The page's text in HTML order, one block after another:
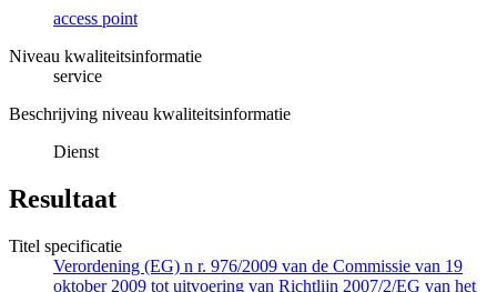
access point
Niveau kwaliteitsinformatie
service
Beschrijving niveau kwaliteitsinformatie
Dienst
Resultaat
Titel specificatie
Verordening (EG) n r. 976/2009 van de Commissie van 19
oktober 2009 tot uitvoering van Richtlijn 2007/2/EG van het